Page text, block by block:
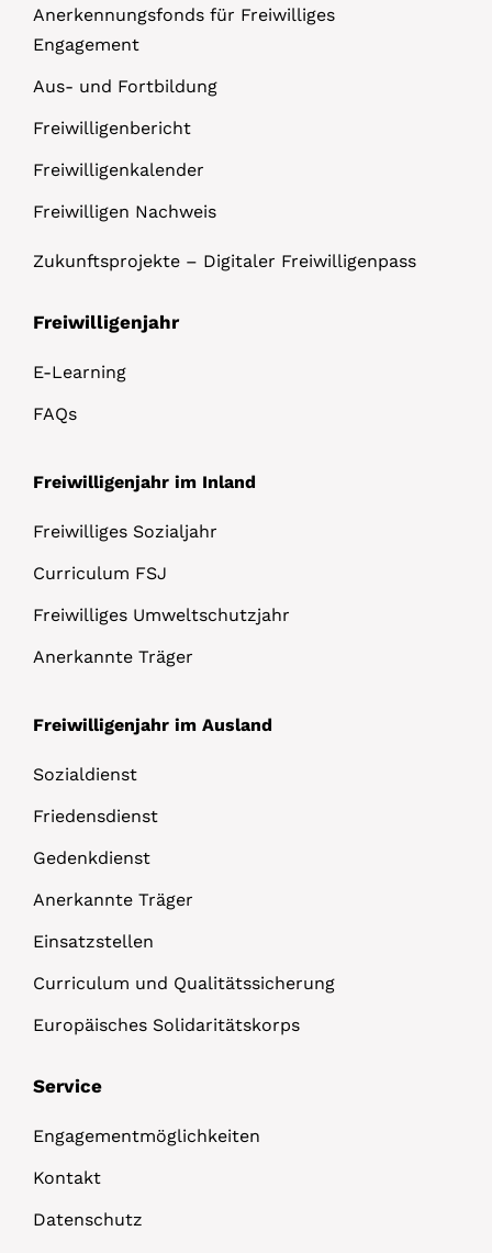
Anerkennungsfonds für Freiwilliges
Engagement
Aus- und Fortbildung
Freiwilligenbericht
Freiwilligenkalender
Freiwilligen Nachweis
Zukunftsprojekte – Digitaler Freiwilligenpass
Freiwilligenjahr
E-Learning
FAQs
Freiwilligenjahr im Inland
Freiwilliges Sozialjahr
Curriculum FSJ
Freiwilliges Umweltschutzjahr
Anerkannte Träger
Freiwilligenjahr im Ausland
Sozialdienst
Friedensdienst
Gedenkdienst
Anerkannte Träger
Einsatzstellen
Curriculum und Qualitätssicherung
Europäisches Solidaritätskorps
Service
Engagementmöglichkeiten
Kontakt
Datenschutz